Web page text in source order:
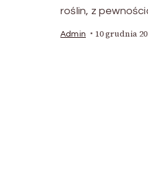
roślin, z
Admin 10 grudnia